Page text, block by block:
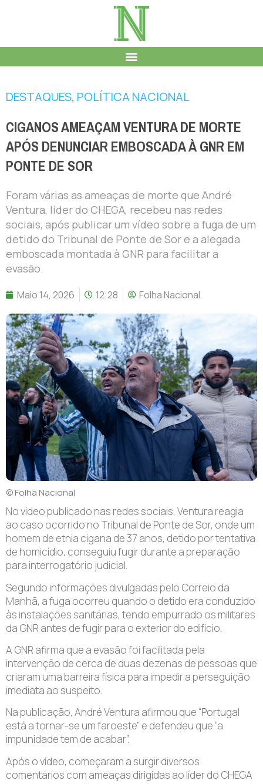
DESTAQUES, POLÍTICA NACIONAL
CIGANOS AMEAÇAM VENTURA DE MORTE
APÓS DENUNCIAR EMBOSCADA À GNR EM
PONTE DE SOR
Foram várias as ameaças de morte que André
Ventura, líder do CHEGA, recebeu nas redes
sociais, após publicar um vídeo sobre a fuga de um
detido do Tribunal de Ponte de Sor e a alegada
emboscada montada à GNR para facilitar a
evasão.
Maio 14, 2026 12:28 Folha Nacional
© Folha Nacional
No vídeo publicado nas redes sociais, Ventura reagia
ao caso ocorrido no Tribunal de Ponte de Sor, onde um
homem de etnia cigana de 37 anos, detido por tentativa
de homicídio, conseguiu fugir durante a preparação
para interrogatório judicial.
Segundo informações divulgadas pelo Correio da
Manhã, a fuga ocorreu quando o detido era conduzido
às instalações sanitárias, tendo empurrado os militares
da GNR antes de fugir para o exterior do edifício.
A GNR afirma que a evasão foi facilitada pela
intervenção de cerca de duas dezenas de pessoas que
criaram uma barreira física para impedir a perseguição
imediata ao suspeito.
Na publicação, André Ventura afirmou que “Portugal
está a tornar-se um faroeste” e defendeu que “a
impunidade tem de acabar”.
Após o vídeo, começaram a surgir diversos
comentários com ameaças dirigidas ao líder do CHEGA